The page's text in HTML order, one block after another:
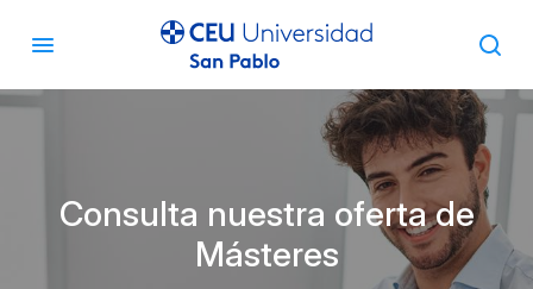
Consulta nuestra oferta de
Másteres